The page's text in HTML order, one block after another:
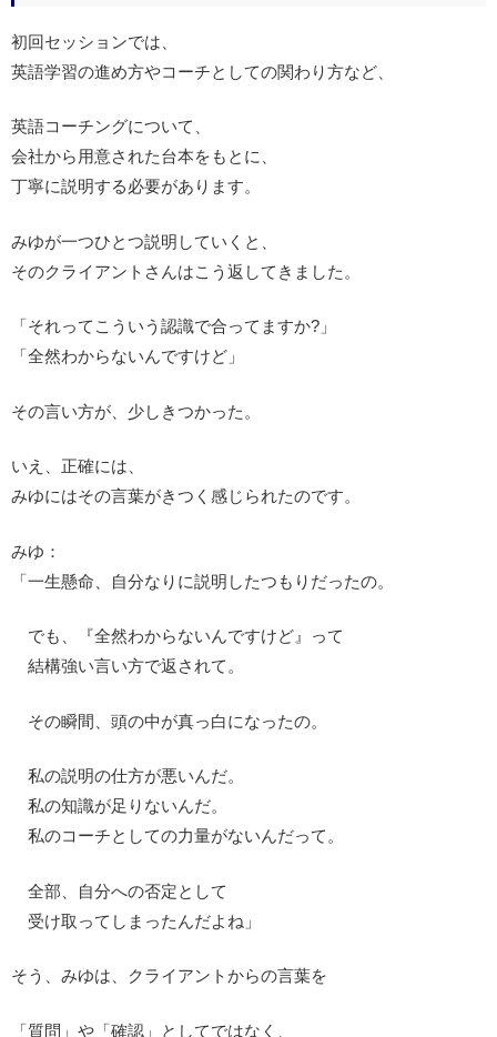
初回セッションでは、
英語学習の進め方やコーチとしての関わり方など、
英語コーチングについて、
会社から用意された台本をもとに、
丁寧に説明する必要があります。
みゆが一つひとつ説明していくと、
そのクライアントさんはこう返してきました。
「それってこういう認識で合ってますか?」
「全然わからないんですけど」
その言い方が、少しきつかった。
いえ、正確には、
みゆにはその言葉がきつく感じられたのです。
みゆ：
「一生懸命、自分なりに説明したつもりだったの。
でも、『全然わからないんですけど』って
結構強い言い方で返されて。
その瞬間、頭の中が真っ白になったの。
私の説明の仕方が悪いんだ。
私の知識が足りないんだ。
私のコーチとしての力量がないんだって。
全部、自分への否定として
受け取ってしまったんだよね」
そう、みゆは、クライアントからの言葉を
「質問」や「確認」としてではなく、